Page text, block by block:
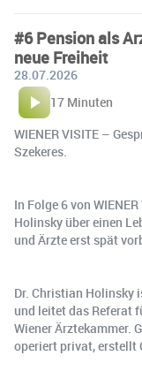
#6 Pension als
neue Freiheit
28.07.2026
17 Minuten
WIENER VISITE –
Szekeres.
In Folge 6 von
Holinsky über einen
und Ärzte erst spät
Dr. Christian Holinsky
und leitet das Referat
Wiener Ärztekammer.
operiert privat, erstellt